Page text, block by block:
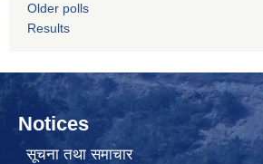
Older polls
Results
Notices
सूचना तथा समाचार